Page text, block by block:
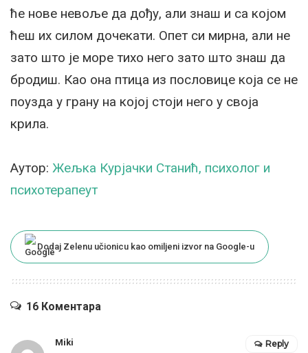
ће нове невоље да дођу, али знаш и са којом
ћеш их силом дочекати. Опет си мирна, али не
зато што је море тихо него зато што знаш да
бродиш. Као она птица из пословице која се не
поузда у грану на којој стоји него у своја
крила.
Аутор: Жељка Курјачки Станић, психолог и
психотерапеут
Dodaj Zelenu učionicu kao omiljeni izvor na Google-u
16 Коментара
Miki Reply